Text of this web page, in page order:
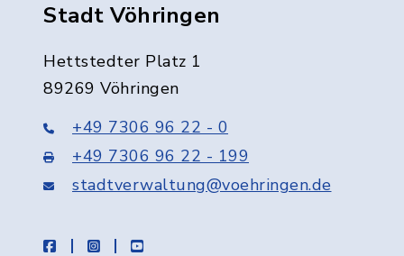
Stadt Vöhringen
Hettstedter Platz 1
89269 Vöhringen
+49 7306 96 22 - 0
+49 7306 96 22 - 199
stadtverwaltung@voehringen.de
facebookinstagramyoutube